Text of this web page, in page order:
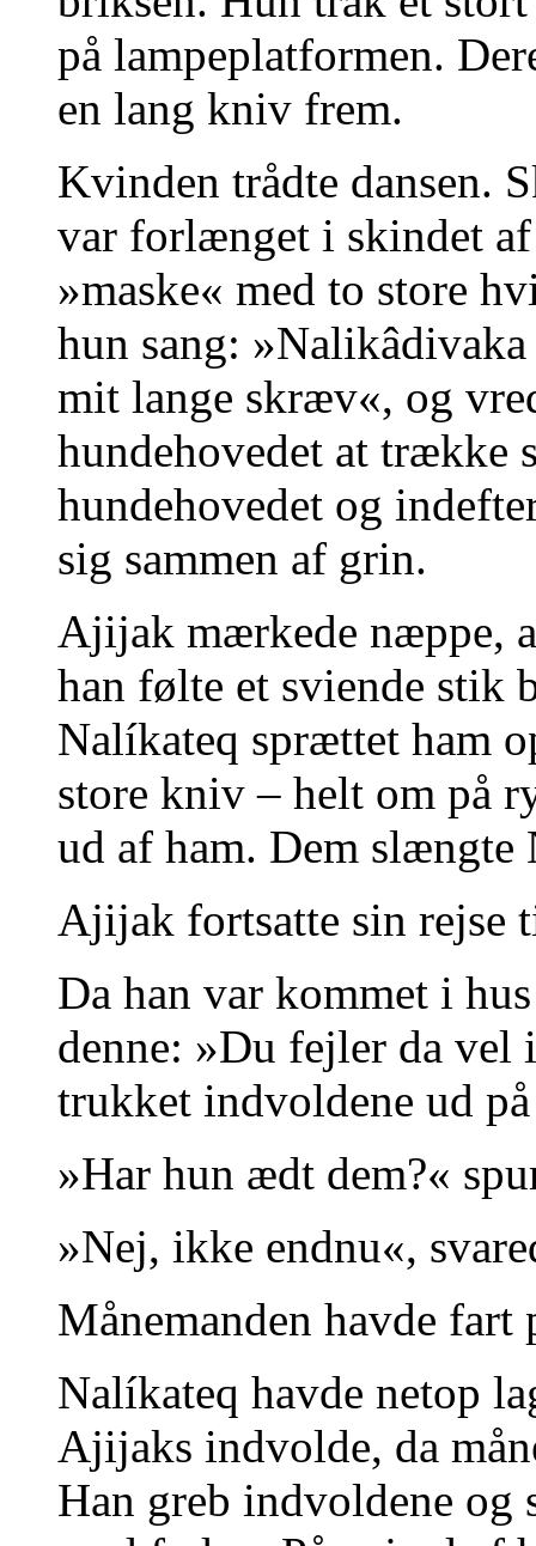
på lampeplatformen.
en lang kniv frem.
Kvinden trådte dansen.
var forlænget i skindet
»maske« med to store
hun sang:
mit lange skræv«, og
hundehovedet at trække
hundehovedet og
sig sammen af grin.
Ajijak mærkede næppe,
han følte et sviende stik
Nalíkateq sprættet ham
store kniv – helt om på
ud af ham. Dem slængte
Ajijak fortsatte sin rejse
Da han var kommet i
denne: »Du fejler da vel
trukket indvoldene ud
»Har hun ædt dem?«
»Nej, ikke endnu«,
Månemanden havde fart
Nalíkateq havde netop
Ajijaks indvolde, da
Han greb indvoldene og